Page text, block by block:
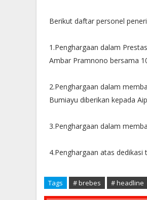
‎Berikut daftar personel
‎1.Penghargaan dalam
Ambar Pramnono bersama
‎2.Penghargaan dalam
Bumiayu diberikan kepada
‎3.Penghargaan dalam
‎4.Penghargaan atas
Tags # brebes # headline